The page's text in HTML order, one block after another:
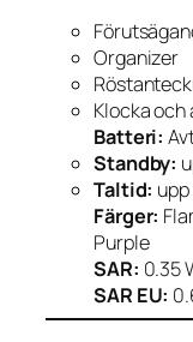
Organizer
Klocka och
Batteri:
Standby:
Taltid:
Färger:
Purple
SAR: 0.35
SAR EU: